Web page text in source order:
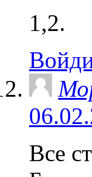
1,2.
Все